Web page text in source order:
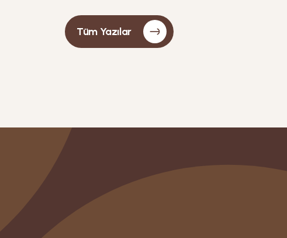
değişir. Tüm bu değişiklikler seks hakkındaki hislerinizi
Tüm Yazılar